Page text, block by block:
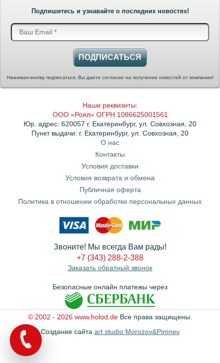
Подпишитесь и узнавайте о последних новостях!
ПОДПИСАТЬСЯ
Нажимая кнопку подписаться, Вы даете согласие на получение новостей от компании!
Наши реквизиты:
ООО «Роял» ОГРН 1086625001561
Юр. адрес: 620057 г. Екатеринбург, ул. Совхозная, 20
Пункт выдачи: г. Екатеринбург, ул. Совхозная, 20
О нас
Контакты
Условия доставки
Условия возврата и обмена
Публичная оферта
Политика в отношении обработки персональных данных
Звоните! Мы всегда Вам рады!
+7 (343) 288-2-388
Заказать обратный звонок
Безопасные онлайн платежы через
© 2002 - 2026 www.holod.de Все права защищены.
Создание сайта art studio Morozov&Pimnev